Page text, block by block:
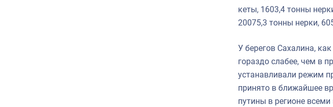
кеты, 1603,4 тонны
20075,3 тонны нерки,
У берегов Сахалина,
гораздо слабее, чем в
устанавливали режим
принято в ближайшее
путины в регионе